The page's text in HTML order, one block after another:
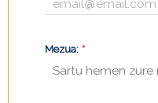
Mezua: *